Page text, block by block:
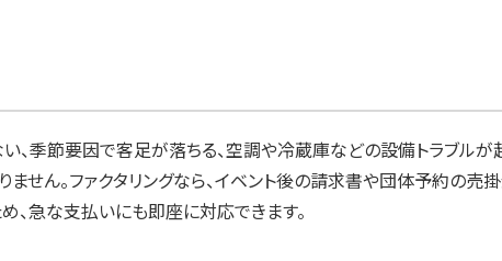
、季節要因で客足が落ちる、空調や冷蔵庫などの設備トラブルが
せん。ファクタリングなら、イベント後の請求書や団体予約の売
、急な支払いにも即座に対応できます。